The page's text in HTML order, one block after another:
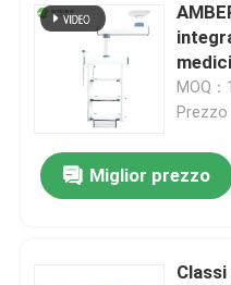
MOQ
Prezzo
Miglior prezzo